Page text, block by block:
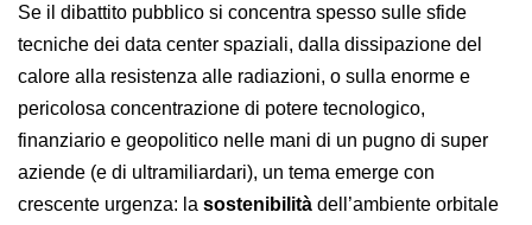
Se il dibattito pubblico si concentra spesso sulle sfide
tecniche dei data center spaziali, dalla dissipazione del
calore alla resistenza alle radiazioni, o sulla enorme e
pericolosa concentrazione di potere tecnologico,
finanziario e geopolitico nelle mani di un pugno di
super aziende (e di ultramiliardari), un tema emerge